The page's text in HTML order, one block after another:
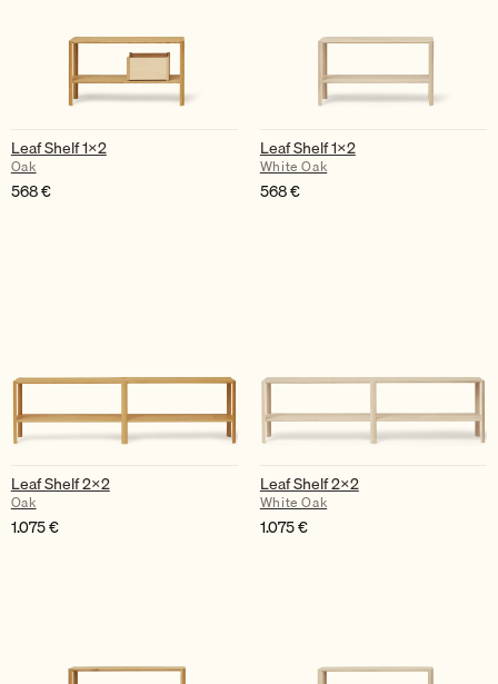
Leaf Shelf 1×2
Oak
568€
Leaf Shelf 1×2
White Oak
568€
Leaf Shelf 2×2
Oak
1.075€
Leaf Shelf 2×2
White Oak
1.075€